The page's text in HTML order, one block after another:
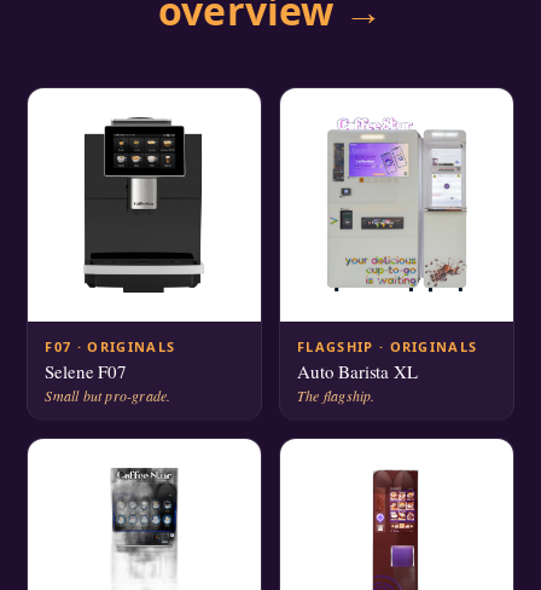
F07 · ORIGINALS
Selene F07
Small but pro-grade.
FLAGSHIP · ORIGINALS
Auto Barista XL
The flagship.